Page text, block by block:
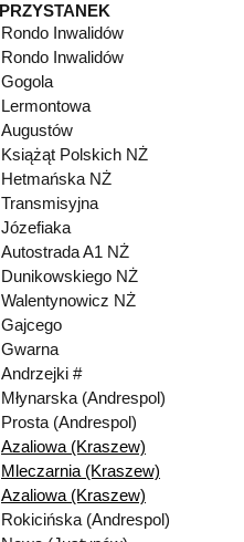
PRZYSTANEK
Rondo Inwalidów
Rondo Inwalidów
Gogola
Lermontowa
Augustów
Książąt Polskich NŻ
Hetmańska NŻ
Transmisyjna
Józefiaka
Autostrada A1 NŻ
Dunikowskiego NŻ
Walentynowicz NŻ
Gajcego
Gwarna
Andrzejki #
Młynarska (Andrespol)
Prosta (Andrespol)
Azaliowa (Kraszew)
Mleczarnia (Kraszew)
Azaliowa (Kraszew)
Rokicińska (Andrespol)